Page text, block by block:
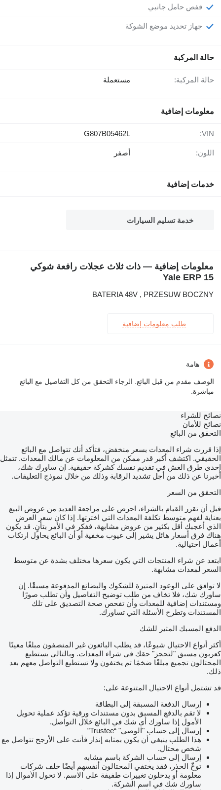
قفص حامل جانبي
جهاز تحديد موضع الشوكة
حالة المركبة
حالة المركبة: مستعملة
معلومات إضافية
VIN:
G807B05462L
اللون: أصفر
خدمات إضافية
خدمة تسليم السيارات
معلومات إضافية — ذات ثلاث عجلات رافعة شوكي
Yale ERP 15
BATERIA 48V , PRZESUW BOCZNY
طلب معلومات إضافية
هامة
الوصف مقدم من قبل البائع. الرجاء التحقق من كل التفاصيل مع البائع
مباشرة.
نصائح للشراء
نصائح للأمان
التحقق من البائع
إذا قررت شراء المعدات بسعر منخفض، فتأكد أنك تتواصل مع البائع
الحقيقي. اكتشف أكبر قدر ممكن من المعلومات عن مالك المعدات. تتمثل
إحدى طرق الغش في تقديم نفسك كشركة حقيقية. إن ساورك شك،
أخبرنا عن ذلك من أجل تشديد الرقابة وذلك من خلال نموذج التعليقات.
التحقق من السعر
قبل أن تقرر القيام بالشراء، احرص على مراجعة العديد من عروض البيع
بعناية لفهم متوسط تكلفة المعدات التي اخترتها. إذا كان سعر العرض
الذي أعجبك أقل بكثير من عروض مشابهة، ففكر في الأمر بتأنٍ. قد يكون
هناك فرق أسعار هائل يشير إلى عيوب مخفية أو أن البائع يحاول ارتكاب
أعمال احتيالية.
ابتعد عن شراء المنتجات التي يكون سعرها مختلف بشدة عن متوسط
السعر لمعدات مشابهة.
لا توافق على الوعود المثيرة للشكوك والبضائع المدفوعة مسبقًا. إن
ساورك شك، فلا تخاف من طلب توضيح التفاصيل وأن تطلب صورًا
ومستندات إضافية للمعدات وأن تفحص صحة التصديق على تلك
المستندات وتطرح الأسئلة التي تساورك.
الدفع المسبك المثير للشك
أكثر أنواع الاحتيال شيوعًا، قد يطلب البائعون غير المنصفون مبلغًا معينًا
كعربون مسبق "لتحجز" حقك في شراء المعدات. وبالتالي يستطيع
المحتالون تجميع مبلغًا ضخمًا ثم يختفون ولا تستطيع التواصل معهم بعد
ذلك.
قد تشتمل أنواع الاحتيال المتنوعة على:
إرسال الدفعة المسبقة إلى البطاقة
لا تقم بالدفع المسبق بدون مستندات ورقية تؤكد عملية تحويل
الأمول إذا ساورك أي شك في البائع خلال التواصل.
إرسال إلى حساب "الوصي" “Trustee”
هذا الطلب ينبغي أن يكون بمثابه إنذار فأنت على الأرجح تتواصل مع
شخص محتال.
إرسال إلى حساب الشركة باسم مشابه
توخّ الحذر، فقد يختفي المحتالون أنفسهم أيضًا خلف شركات
معلومة أو يدخلون تغييرات طفيفة على الاسم. لا تحول الأموال إذا
ساورك شك في اسم الشركة.